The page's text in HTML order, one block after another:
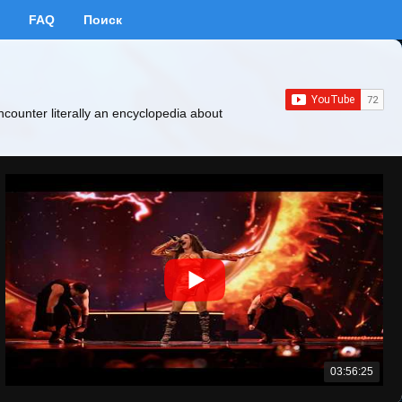
FAQ Поиск
literally an encyclopedia about
03:56:25